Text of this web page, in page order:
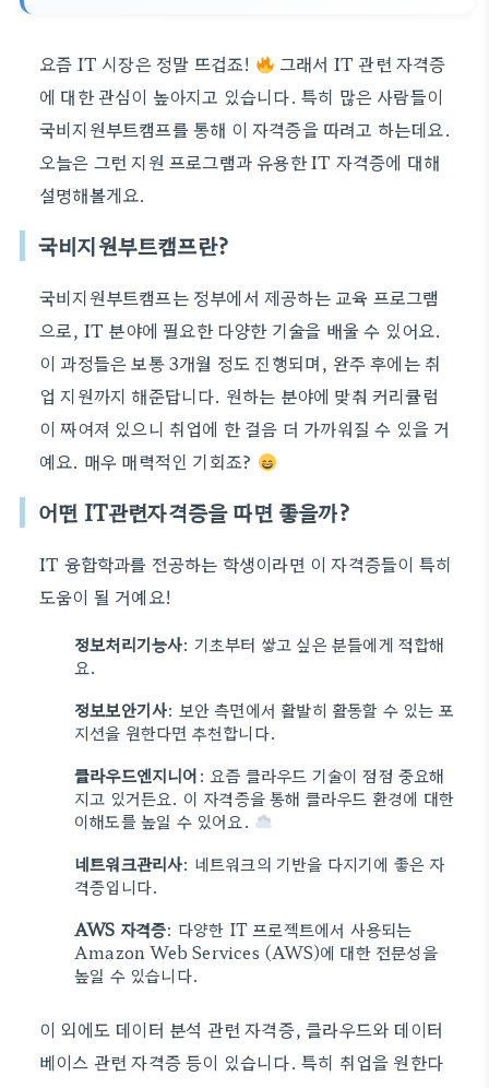
요즘 IT 시장은 정말 뜨겁죠!
그래서 IT 관련 자격증
에 대한 관심이 높아지고 있습니다. 특히 많은 사람들이
국비지원부트캠프를 통해 이 자격증을 따려고 하는데요.
오늘은 그런 지원 프로그램과 유용한 IT 자격증에 대해
설명해볼게요.
국비지원부트캠프란?
국비지원부트캠프는 정부에서 제공하는 교육 프로그램
으로, IT 분야에 필요한 다양한 기술을 배울 수 있어요.
이 과정들은 보통 3개월 정도 진행되며, 완주 후에는 취
업 지원까지 해준답니다. 원하는 분야에 맞춰 커리큘럼
이 짜여져 있으니 취업에 한 걸음 더 가까워질 수 있을 거
예요. 매우 매력적인 기회죠?
어떤 IT관련자격증을 따면 좋을까?
IT 융합학과를 전공하는 학생이라면 이 자격증들이 특히
도움이 될 거예요!
정보처리기능사: 기초부터 쌓고 싶은 분들에게 적합해
요.
정보보안기사: 보안 측면에서 활발히 활동할 수 있는 포
지션을 원한다면 추천합니다.
클라우드엔지니어: 요즘 클라우드 기술이 점점 중요해
지고 있거든요. 이 자격증을 통해 클라우드 환경에 대한
이해도를 높일 수 있어요.
네트워크관리사: 네트워크의 기반을 다지기에 좋은 자
격증입니다.
AWS 자격증: 다양한 IT 프로젝트에서 사용되는
Amazon Web Services (AWS)에 대한 전문성을
높일 수 있습니다.
이 외에도 데이터 분석 관련 자격증, 클라우드와 데이터
베이스 관련 자격증 등이 있습니다. 특히 취업을 원한다